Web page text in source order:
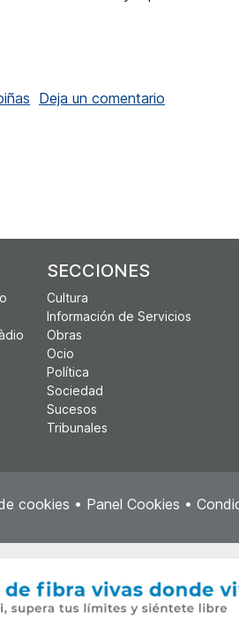
pinyes, encara que no per a
Deja un comentario
SECCIONES
Cultura
Información de Servicios
Obras
Ocio
Política
Sociedad
Sucesos
Tribunales
cookies • Panel Cookies •